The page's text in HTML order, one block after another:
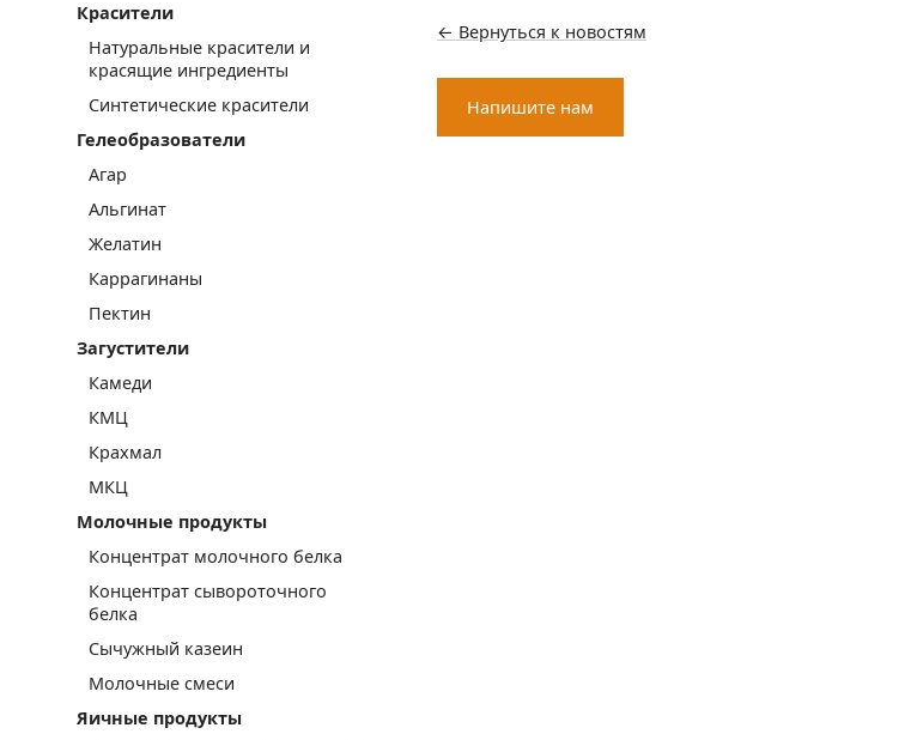
← Вернуться к новостям
Напишите нам
Красители
Натуральные красители и
красящие ингредиенты
Синтетические красители
Гелеобразователи
Агар
Альгинат
Желатин
Каррагинаны
Пектин
Загустители
Камеди
КМЦ
Крахмал
МКЦ
Молочные продукты
Концентрат молочного белка
Концентрат сывороточного
белка
Сычужный казеин
Молочные смеси
Яичные продукты